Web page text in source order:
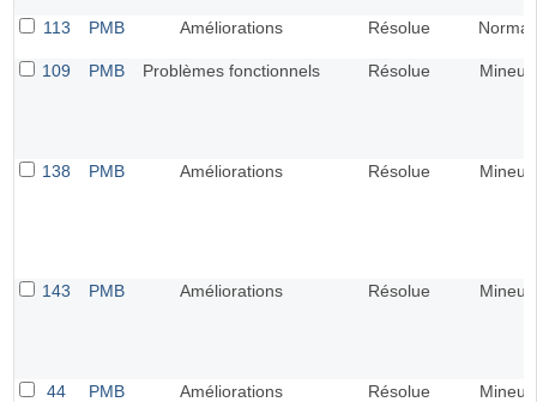
113 PMB Améliorations Résolue Normal
109 PMB Problèmes fonctionnels Résolue Mineur
138 PMB Améliorations Résolue Mineur
143 PMB Améliorations Résolue Mineur
44 PMB Améliorations Résolue Mineur